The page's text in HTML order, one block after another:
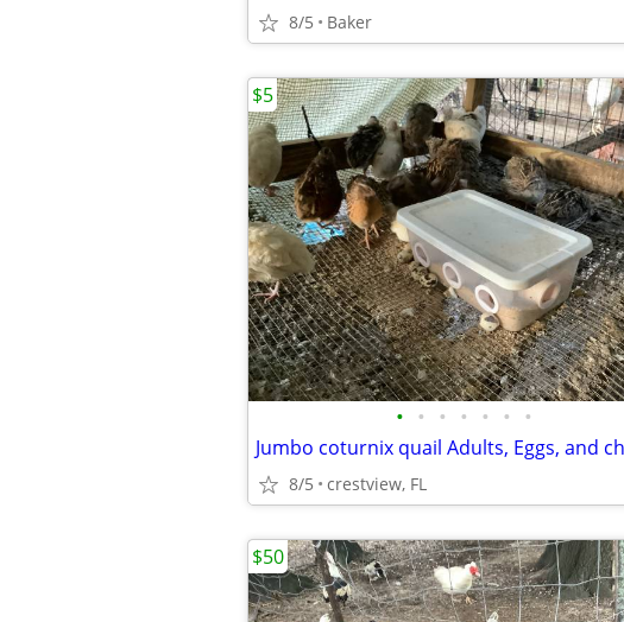
8/5 Baker
• • • • • • •
8/5 crestview, FL
$5
$50